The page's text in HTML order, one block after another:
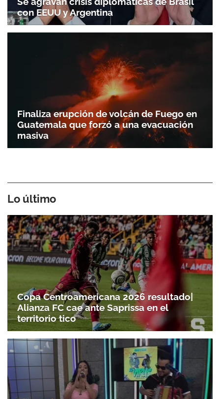
con EEUU y Argentina
Finaliza erupción de volcán de Fuego en
Guatemala que forzó a una evacuación
masiva
Lo último
Copa Centroamericana 2026 resultado|
Alianza FC cae ante Saprissa en el
territorio tico